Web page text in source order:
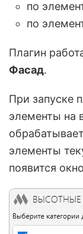
по
по
Плагин
Фасад.
При запуске
элементы на
элементы
появится